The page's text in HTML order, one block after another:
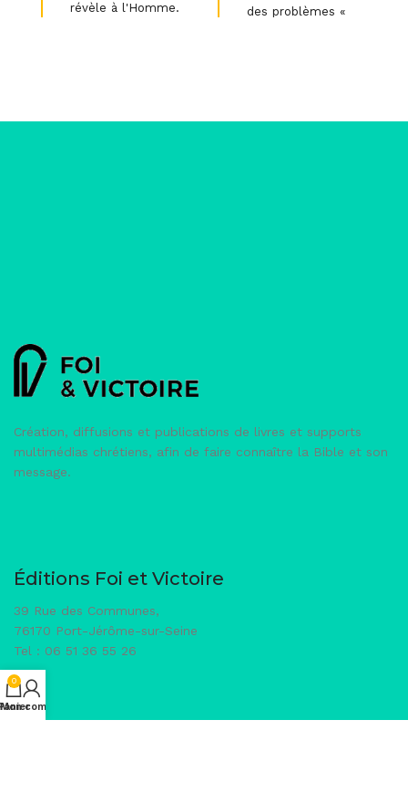
révèle à l'Homme.
des problèmes «
Création, diffusions et publications de livres et supports
multimédias chrétiens, afin de faire connaître la Bible et son
message.
Éditions Foi et Victoire
39 Rue des Communes,
76170 Port-Jérôme-sur-Seine
Tel : 06 51 36 55 26
0
Mon compte